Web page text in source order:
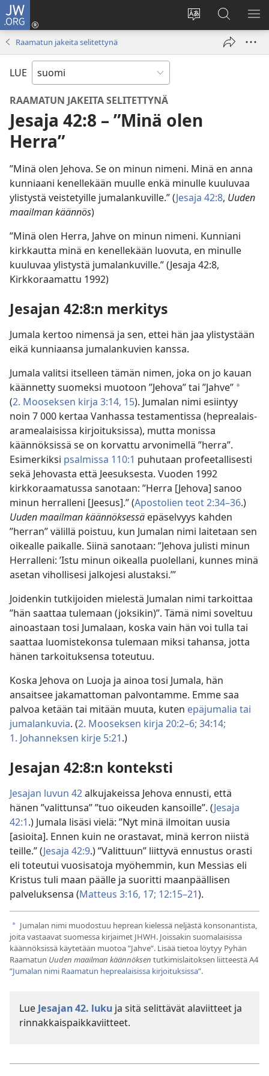
JW.ORG
Vaihda
sivuston
Kirjaudu
(avaa
Hae
JW.ORG-
sivustolta
Raamatun jakeita selitettynä
LUE
RAAMATUN JAKEITA SELITETTYNÄ
Jesaja 42:8 – ”Minä olen
Herra”
”Minä olen Jehova. Se on minun nimeni. Minä en anna
kunniaani kenellekään muulle enkä minulle kuuluvaa
ylistystä veistetyille jumalankuville.” (Jesaja 42:8, Uuden
maailman käännös)
”Minä olen Herra, Jahve on minun nimeni. Kunniani
kirkkautta minä en kenellekään luovuta, en minulle
kuuluvaa ylistystä jumalankuville.” (Jesaja 42:8,
Kirkkoraamattu 1992)
Jesajan 42:8:n merkitys
Jumala kertoo nimensä ja sen, ettei hän jaa ylistystään
eikä kunniaansa jumalankuvien kanssa.
Jumala valitsi itselleen tämän nimen, joka on jo kauan
käännetty suomeksi muotoon ”Jehova” tai ”Jahve” a
(2. Mooseksen kirja 3:14, 15). Jumalan nimi esiintyy
noin 7 000 kertaa Vanhassa testamentissa (heprealais-
aramealaisissa kirjoituksissa), mutta monissa
käännöksissä se on korvattu arvonimellä ”herra”.
Esimerkiksi psalmissa 110:1 puhutaan profeetallisesti
sekä Jehovasta että Jeesuksesta. Vuoden 1992
kirkkoraamatussa sanotaan: ”Herra [Jehova] sanoo
minun herralleni [Jeesus].” (Apostolien teot 2:34–36.)
Uuden maailman käännöksessä epäselvyys kahden
”herran” välillä poistuu, kun Jumalan nimi laitetaan sen
oikealle paikalle. Siinä sanotaan: ”Jehova julisti minun
Herralleni: ’Istu minun oikealla puolellani, kunnes minä
asetan vihollisesi jalkojesi alustaksi.’”
Joidenkin tutkijoiden mielestä Jumalan nimi tarkoittaa
”hän saattaa tulemaan (joksikin)”. Tämä nimi soveltuu
ainoastaan tosi Jumalaan, koska vain hän voi tulla tai
saattaa luomistekonsa tulemaan miksi tahansa, jotta
hänen tarkoituksensa toteutuu.
Koska Jehova on Luoja ja ainoa tosi Jumala, hän
ansaitsee jakamattoman palvontamme. Emme saa
palvoa ketään tai mitään muuta, kuten epäjumalia tai
jumalankuvia. (2. Mooseksen kirja 20:2–6; 34:14;
1. Johanneksen kirje 5:21.)
Jesajan 42:8:n konteksti
Jesajan luvun 42alkujakeissa Jehova ennusti, että
hänen ”valittunsa” ”tuo oikeuden kansoille”. (Jesaja
42:1.) Jumala lisäsi vielä: ”Nyt minä ilmoitan uusia
[asioita]. Ennen kuin ne orastavat, minä kerron niistä
teille.” (Jesaja 42:9.) ”Valittuun” liittyvä ennustus orasti
eli toteutui vuosisatoja myöhemmin, kun Messias eli
Kristus tuli maan päälle ja suoritti maanpäällisen
palveluksensa (Matteus 3:16, 17; 12:15–21).
a Jumalan nimi muodostuu heprean kielessä neljästä konsonantista,
joita vastaavat suomessa kirjaimet JHWH. Joissakin suomalaisissa
käännöksissä käytetään muotoa ”Jahve”. Lisää tietoa löytyy Pyhän
Raamatun Uuden maailman käännöksen tutkimislaitoksen liitteestä A4
”Jumalan nimi Raamatun heprealaisissa kirjoituksissa”.
Lue Jesajan 42. luku ja sitä selittävät alaviitteet ja
rinnakkaispaikkaviitteet.